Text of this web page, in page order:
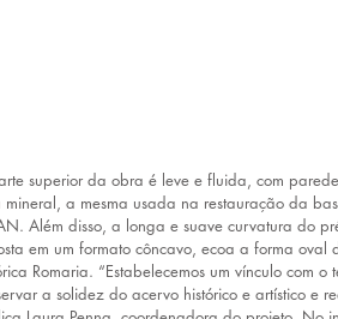
superior da obra é leve e fluida, com
mineral, a mesma usada na restauração da
Além disso, a longa e suave curvatura do
em um formato côncavo, ecoa a forma oval
Romaria. “Estabelecemos um vínculo com
a solidez do acervo histórico e artístico e